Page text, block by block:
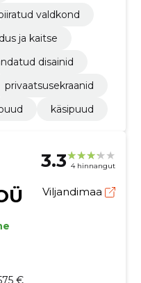
valdkond
ja kaitse
disainid
privaatsusekraanid
käsipuud
3.3 4 hinnangut
Viljandimaa
€